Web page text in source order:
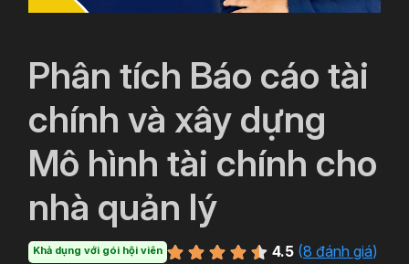
Phân tích Báo cáo tài
chính và xây dựng
Mô hình tài chính cho
nhà quản lý
Khả dụng với gói hội viên 4.5 (8 đánh giá)